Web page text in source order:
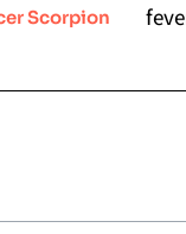
Scorpion